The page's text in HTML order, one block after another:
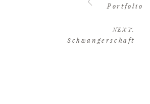
Portfolio
NEXT.
Schwangerschaft